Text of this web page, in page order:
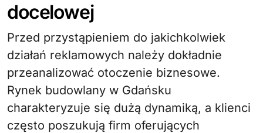
docelowej
Przed przystąpieniem do jakichkolwiek
działań reklamowych należy dokładnie
przeanalizować otoczenie biznesowe.
Rynek budowlany w Gdańsku
charakteryzuje się dużą dynamiką, a klienci
często poszukują firm oferujących